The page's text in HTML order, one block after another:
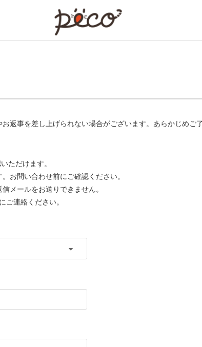
返事を差し上げられない場合がございます。あらかじめご
ただけます。
お問い合わせ前にご確認ください。
メールをお送りできません。
連絡ください。